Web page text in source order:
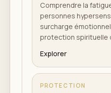
Comprendre la
personnes
surcharge
protection spirituelle
Explorer
PROTECTION